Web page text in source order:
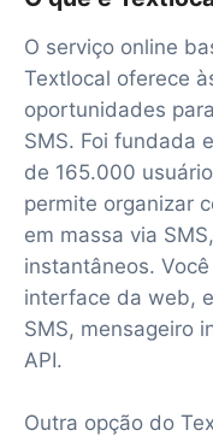
O serviço online
Textlocal oferece
oportunidades
SMS. Foi fundada
de 165.000
permite organizar
em massa via
instantâneos.
interface da web,
SMS, mensageiro
API.
Outra opção do